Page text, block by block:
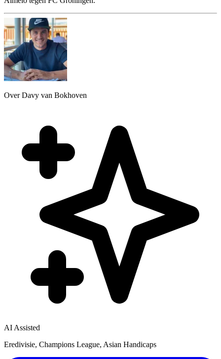
Over Davy van Bokhoven
AI Assisted
Eredivisie, Champions League, Asian Handicaps